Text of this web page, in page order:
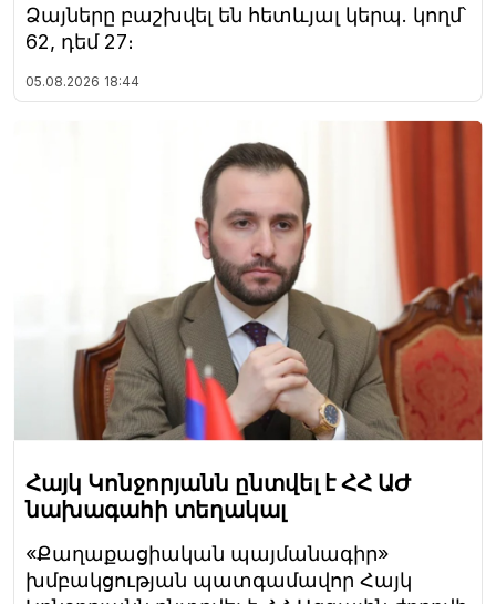
Ձայները բաշխվել են հետևյալ կերպ. կողմ՝
62, դեմ 27։
05.08.2026 18:44
Հայկ Կոնջորյանն ընտվել է ՀՀ ԱԺ
նախագահի տեղակալ
«Քաղաքացիական պայմանագիր»
խմբակցության պատգամավոր Հայկ